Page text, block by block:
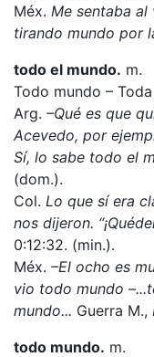
Méx. Me sentaba
tirando mundo por
todo el mundo. m.
Todo mundo –
Arg. –Qué es que
Acevedo, por
Sí, lo sabe todo el
(dom.).
Col. Lo que sí era
nos dijeron.
0:12:32. (min.).
Méx. –El ocho es
vio todo mundo
mundo... Guerra M.,
todo mundo. m.